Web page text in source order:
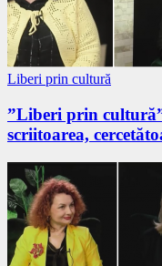
Liberi prin cultură
”Liberi prin
scriitoarea,